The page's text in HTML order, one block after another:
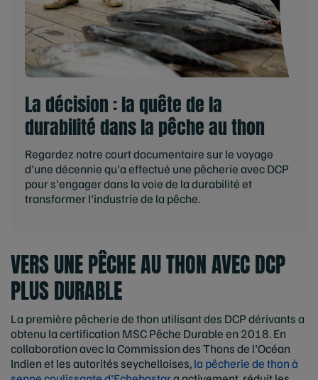
La décision : la quête de la
durabilité dans la pêche au thon
Regardez notre court documentaire sur le voyage
d'une décennie qu'a effectué une pêcherie avec DCP
pour s'engager dans la voie de la durabilité et
transformer l'industrie de la pêche.
VERS UNE PÊCHE AU THON AVEC DCP
PLUS DURABLE
La première pêcherie de thon utilisant des DCP dérivants a
obtenu la certification MSC Pêche Durable en 2018. En
collaboration avec la Commission des Thons de l'Océan
Indien et les autorités seychelloises,la pêcherie de thon à